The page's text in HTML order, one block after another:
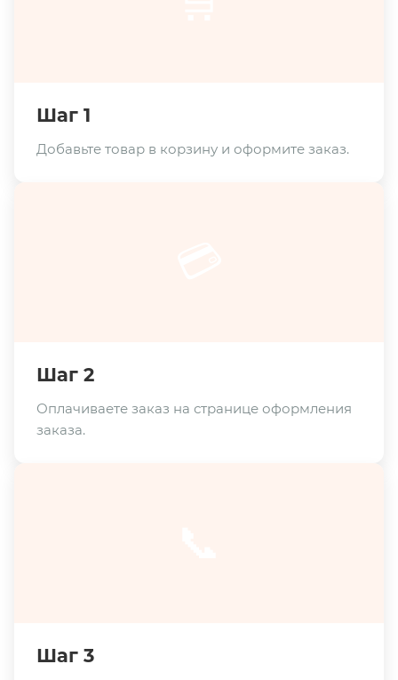
Шаг 1
Добавьте товар в корзину и оформите заказ.
Шаг 2
Оплачиваете заказ на странице оформления
заказа.
Шаг 3